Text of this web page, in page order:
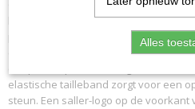
Productcode leverancier
Ook bij koude temperaturen ben je
baselayer. De basislaag Basic Tight
pasvorm en zweetafvoerende S.Dry-
en comfort. Elastische, sneldrogende
elastische tailleband zorgt voor een
steun. Een saller-logo op de voorkant
Alles